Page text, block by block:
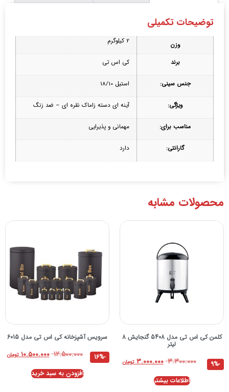
توضیحات تکمیلی
وزن 2 کیلوگرم
برند کی اس تی
جنس سینی: استیل 18/10
ویژگی: آینه ای دسته زاماک نقره ای – ضد زنگ
مناسب برای: مهمانی و پذیرایی
گارانتی: دارد
محصولات مشابه
کلمن کی اس تی مدل 5408 گنجایش 8
لیتر
۳.۳۰۰.۰۰۰ ۳.۰۰۰.۰۰۰ تومان
-9%
اطلاعات بیشتر
سرویس آشپزخانه کی اس تی مدل 6015
۱۲.۵۰۰.۰۰۰ ۱۰.۵۰۰.۰۰۰ تومان
-16%
افزودن به سبد خرید